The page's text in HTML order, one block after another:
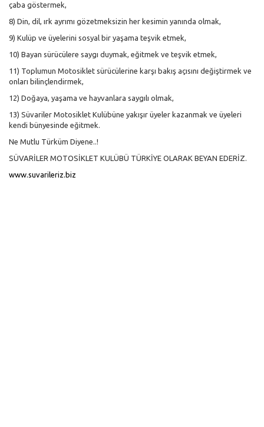
çaba göstermek,
8) Din, dil, ırk ayrımı gözetmeksizin her kesimin yanında olmak,
9) Kulüp ve üyelerini sosyal bir yaşama teşvik etmek,
10) Bayan sürücülere saygı duymak, eğitmek ve teşvik etmek,
11) Toplumun Motosiklet sürücülerine karşı bakış açısını değiştirmek ve
onları bilinçlendirmek,
12) Doğaya, yaşama ve hayvanlara saygılı olmak,
13) Süvariler Motosiklet Kulübüne yakışır üyeler kazanmak ve üyeleri
kendi bünyesinde eğitmek.
Ne Mutlu Türküm Diyene..!
SÜVARİLER MOTOSİKLET KULÜBÜ TÜRKİYE OLARAK BEYAN EDERİZ.
www.suvarileriz.biz